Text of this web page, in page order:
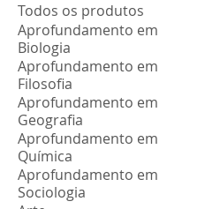
Todos os produtos
Aprofundamento em
Biologia
Aprofundamento em
Filosofia
Aprofundamento em
Geografia
Aprofundamento em
Química
Aprofundamento em
Sociologia